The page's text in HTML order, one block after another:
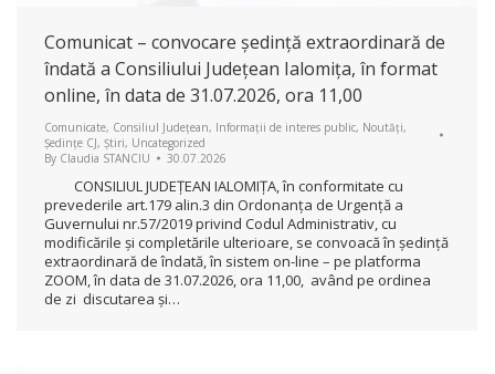
Comunicat – convocare ședință extraordinară de
îndată a Consiliului Județean Ialomița, în format
online, în data de 31.07.2026, ora 11,00
Comunicate, Consiliul Județean, Informații de interes public, Noutăți,
Ședințe CJ, Știri, Uncategorized
By Claudia STANCIU 30.07.2026
CONSILIUL JUDEŢEAN IALOMIŢA, în conformitate cu
prevederile art.179 alin.3 din Ordonanța de Urgență a
Guvernului nr.57/2019 privind Codul Administrativ, cu
modificările și completările ulterioare, se convoacă în ședință
extraordinară de îndată, în sistem on-line – pe platforma
ZOOM, în data de 31.07.2026, ora 11,00, având pe ordinea
de zi discutarea și…